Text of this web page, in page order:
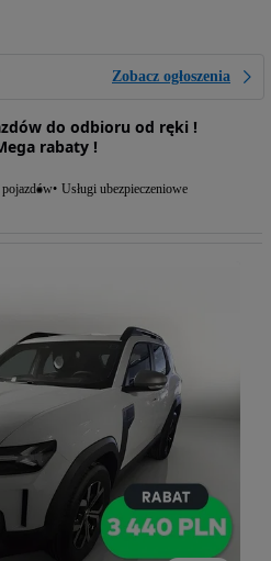
Zobacz ogłoszenia
do odbioru od ręki !
rabaty !
Usługi ubezpieczeniowe